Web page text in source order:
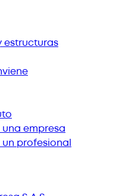
estructuras
empresa
profesional